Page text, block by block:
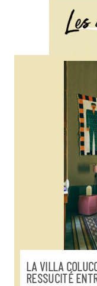
LA VILLA
RESSUCITÉ